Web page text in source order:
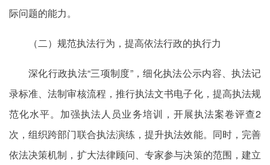
际问题的能力。
（二）规范执法行为，提高依法行政的执行力
深化行政执法“三项制度”，细化执法公示内容、执法记
录标准、法制审核流程，推行执法文书电子化，提高执法规
范化水平。加强执法人员业务培训，开展执法案卷评查2
次，组织跨部门联合执法演练，提升执法效能。同时，完善
依法决策机制，扩大法律顾问、专家参与决策的范围，建立